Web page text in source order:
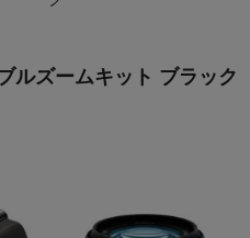
ルズームキット ブラック